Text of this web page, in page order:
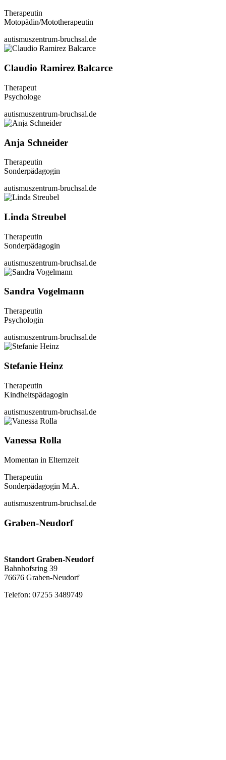
Therapeutin
Motopädin/Mototherapeutin
autismuszentrum-bruchsal.de
Claudio Ramirez Balcarce
Therapeut
Psychologe
autismuszentrum-bruchsal.de
Anja Schneider
Therapeutin
Sonderpädagogin
autismuszentrum-bruchsal.de
Linda Streubel
Therapeutin
Sonderpädagogin
autismuszentrum-bruchsal.de
Sandra Vogelmann
Therapeutin
Psychologin
autismuszentrum-bruchsal.de
Stefanie Heinz
Therapeutin
Kindheitspädagogin
autismuszentrum-bruchsal.de
Vanessa Rolla
Momentan in Elternzeit
Therapeutin
Sonderpädagogin M.A.
autismuszentrum-bruchsal.de
Graben-Neudorf
Standort Graben-Neudorf
Bahnhofsring 39
76676 Graben-Neudorf
Telefon: 07255 3489749